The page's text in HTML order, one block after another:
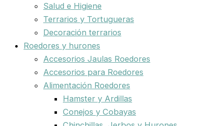
Salud e Higiene
Terrarios y Tortugueras
Decoración terrarios
Roedores y hurones
Accesorios Jaulas Roedores
Accesorios para Roedores
Alimentación Roedores
Hamster y Ardillas
Conejos y Cobayas